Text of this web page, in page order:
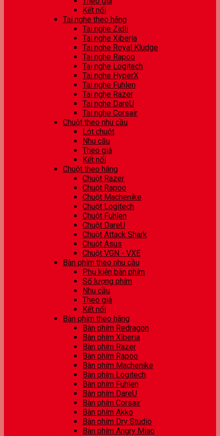
Kết nối
Tai nghe theo hãng
Tai nghe Zidli
Tai nghe Xiberia
Tai nghe Royal Kludge
Tai nghe Rapoo
Tai nghe Logitech
Tai nghe HyperX
Tai nghe Fuhlen
Tai nghe Razer
Tai nghe DareU
Tai nghe Corsair
Chuột theo nhu cầu
Lót chuột
Nhu cầu
Theo giá
Kết nối
Chuột theo hãng
Chuột Razer
Chuột Rapoo
Chuột Machenike
Chuột Logitech
Chuột Fuhlen
Chuột DareU
Chuột Attack Shark
Chuột Asus
Chuột VGN - VXE
Bàn phím theo nhu cầu
Phụ kiện bàn phím
Số lượng phím
Nhu cầu
Theo giá
Kết nối
Bàn phím theo hãng
Bàn phím Redragon
Bàn phím Xiberia
Bàn phím Razer
Bàn phím Rapoo
Bàn phím Machenike
Bàn phím Logitech
Bàn phím Fuhlen
Bàn phím DareU
Bàn phím Corsair
Bàn phím Akko
Bàn phím Dry Studio
Bàn phím Angry Miao